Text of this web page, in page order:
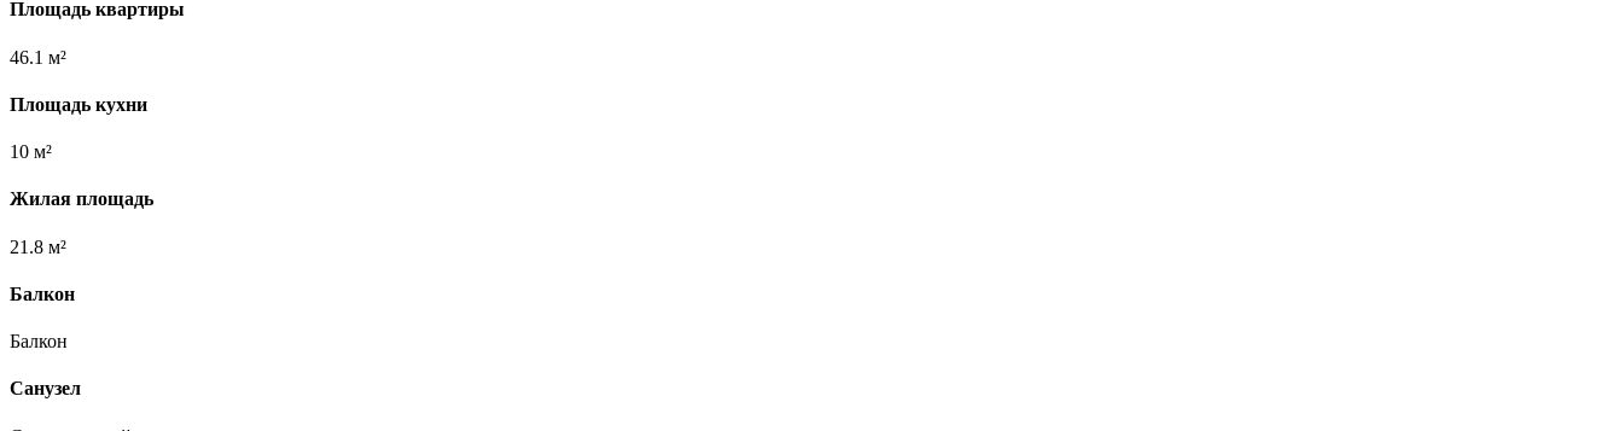
Площадь квартиры
46.1 м²
Площадь кухни
10 м²
Жилая площадь
21.8 м²
Балкон
Балкон
Санузел